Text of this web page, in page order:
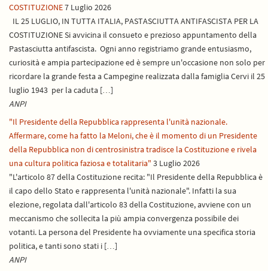
COSTITUZIONE7 Luglio 2026
IL 25 LUGLIO, IN TUTTA ITALIA, PASTASCIUTTA ANTIFASCISTA PER LA
COSTITUZIONE Si avvicina il consueto e prezioso appuntamento della
Pastasciutta antifascista. Ogni anno registriamo grande entusiasmo,
curiosità e ampia partecipazione ed è sempre un'occasione non solo per
ricordare la grande festa a Campegine realizzata dalla famiglia Cervi il 25
luglio 1943 per la caduta […]
ANPI
"Il Presidente della Repubblica rappresenta l'unità nazionale.
Affermare, come ha fatto la Meloni, che è il momento di un Presidente
della Repubblica non di centrosinistra tradisce la Costituzione e rivela
una cultura politica faziosa e totalitaria" 3 Luglio 2026
"L'articolo 87 della Costituzione recita: "Il Presidente della Repubblica è
il capo dello Stato e rappresenta l'unità nazionale". Infatti la sua
elezione, regolata dall'articolo 83 della Costituzione, avviene con un
meccanismo che sollecita la più ampia convergenza possibile dei
votanti. La persona del Presidente ha ovviamente una specifica storia
politica, e tanti sono stati i […]
ANPI